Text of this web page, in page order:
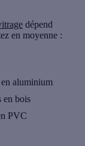
dépend
en moyenne :
aluminium
en bois
PVC